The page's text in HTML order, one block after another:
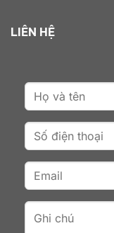
LIÊN HỆ